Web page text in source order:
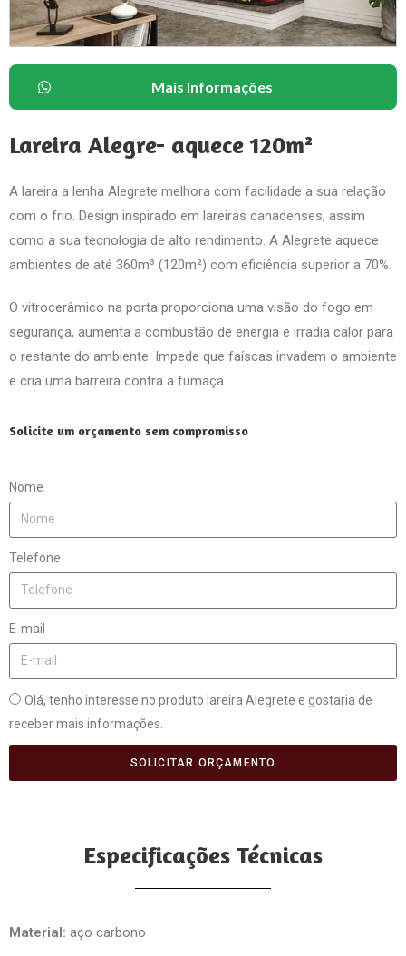
Mais Informações
Lareira Alegre- aquece 120m²
A lareira a lenha Alegrete melhora com facilidade a sua relação
com o frio. Design inspirado em lareiras canadenses, assim
como a sua tecnologia de alto rendimento. A Alegrete aquece
ambientes de até 360m³ (120m²) com eficiência superior a 70%.
O vitrocerâmico na porta proporciona uma visão do fogo em
segurança, aumenta a combustão de energia e irradia calor para
o restante do ambiente. Impede que faíscas invadem o ambiente
e cria uma barreira contra a fumaça
Solicite um orçamento sem compromisso
Nome
Telefone
E-mail
Olá, tenho interesse no produto lareira Alegrete e gostaria de
receber mais informações.
SOLICITAR ORÇAMENTO
Especificações Técnicas
Material: aço carbono